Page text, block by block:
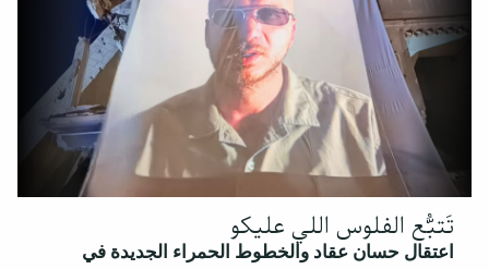
تَتبُّع الفلوس اللي عليكو
اعتقال حسان عقاد والخطوط الحمراء الجديدة في